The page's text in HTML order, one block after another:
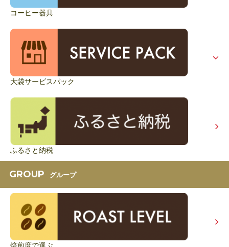
コーヒー器具
大袋サービスパック
ふるさと納税
GROUP グループ